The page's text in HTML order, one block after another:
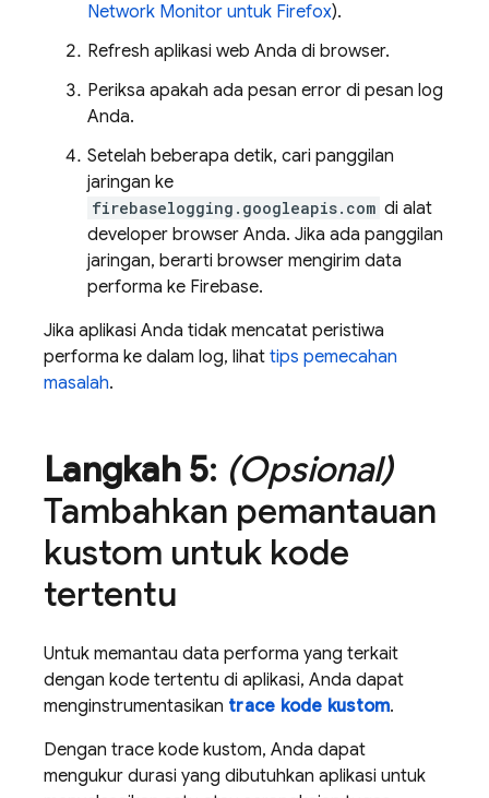
Network Monitor untuk Firefox).
Refresh aplikasi web Anda di browser.
Periksa apakah ada pesan error di pesan log
Anda.
Setelah beberapa detik, cari panggilan
jaringan ke
firebaselogging.googleapis.com di alat
developer browser Anda. Jika ada panggilan
jaringan, berarti browser mengirim data
performa ke Firebase.
Jika aplikasi Anda tidak mencatat peristiwa
performa ke dalam log, lihat tips pemecahan
masalah.
Langkah 5: (Opsional)
Tambahkan pemantauan
kustom untuk kode
tertentu
Untuk memantau data performa yang terkait
dengan kode tertentu di aplikasi, Anda dapat
menginstrumentasikan trace kode kustom.
Dengan trace kode kustom, Anda dapat
mengukur durasi yang dibutuhkan aplikasi untuk